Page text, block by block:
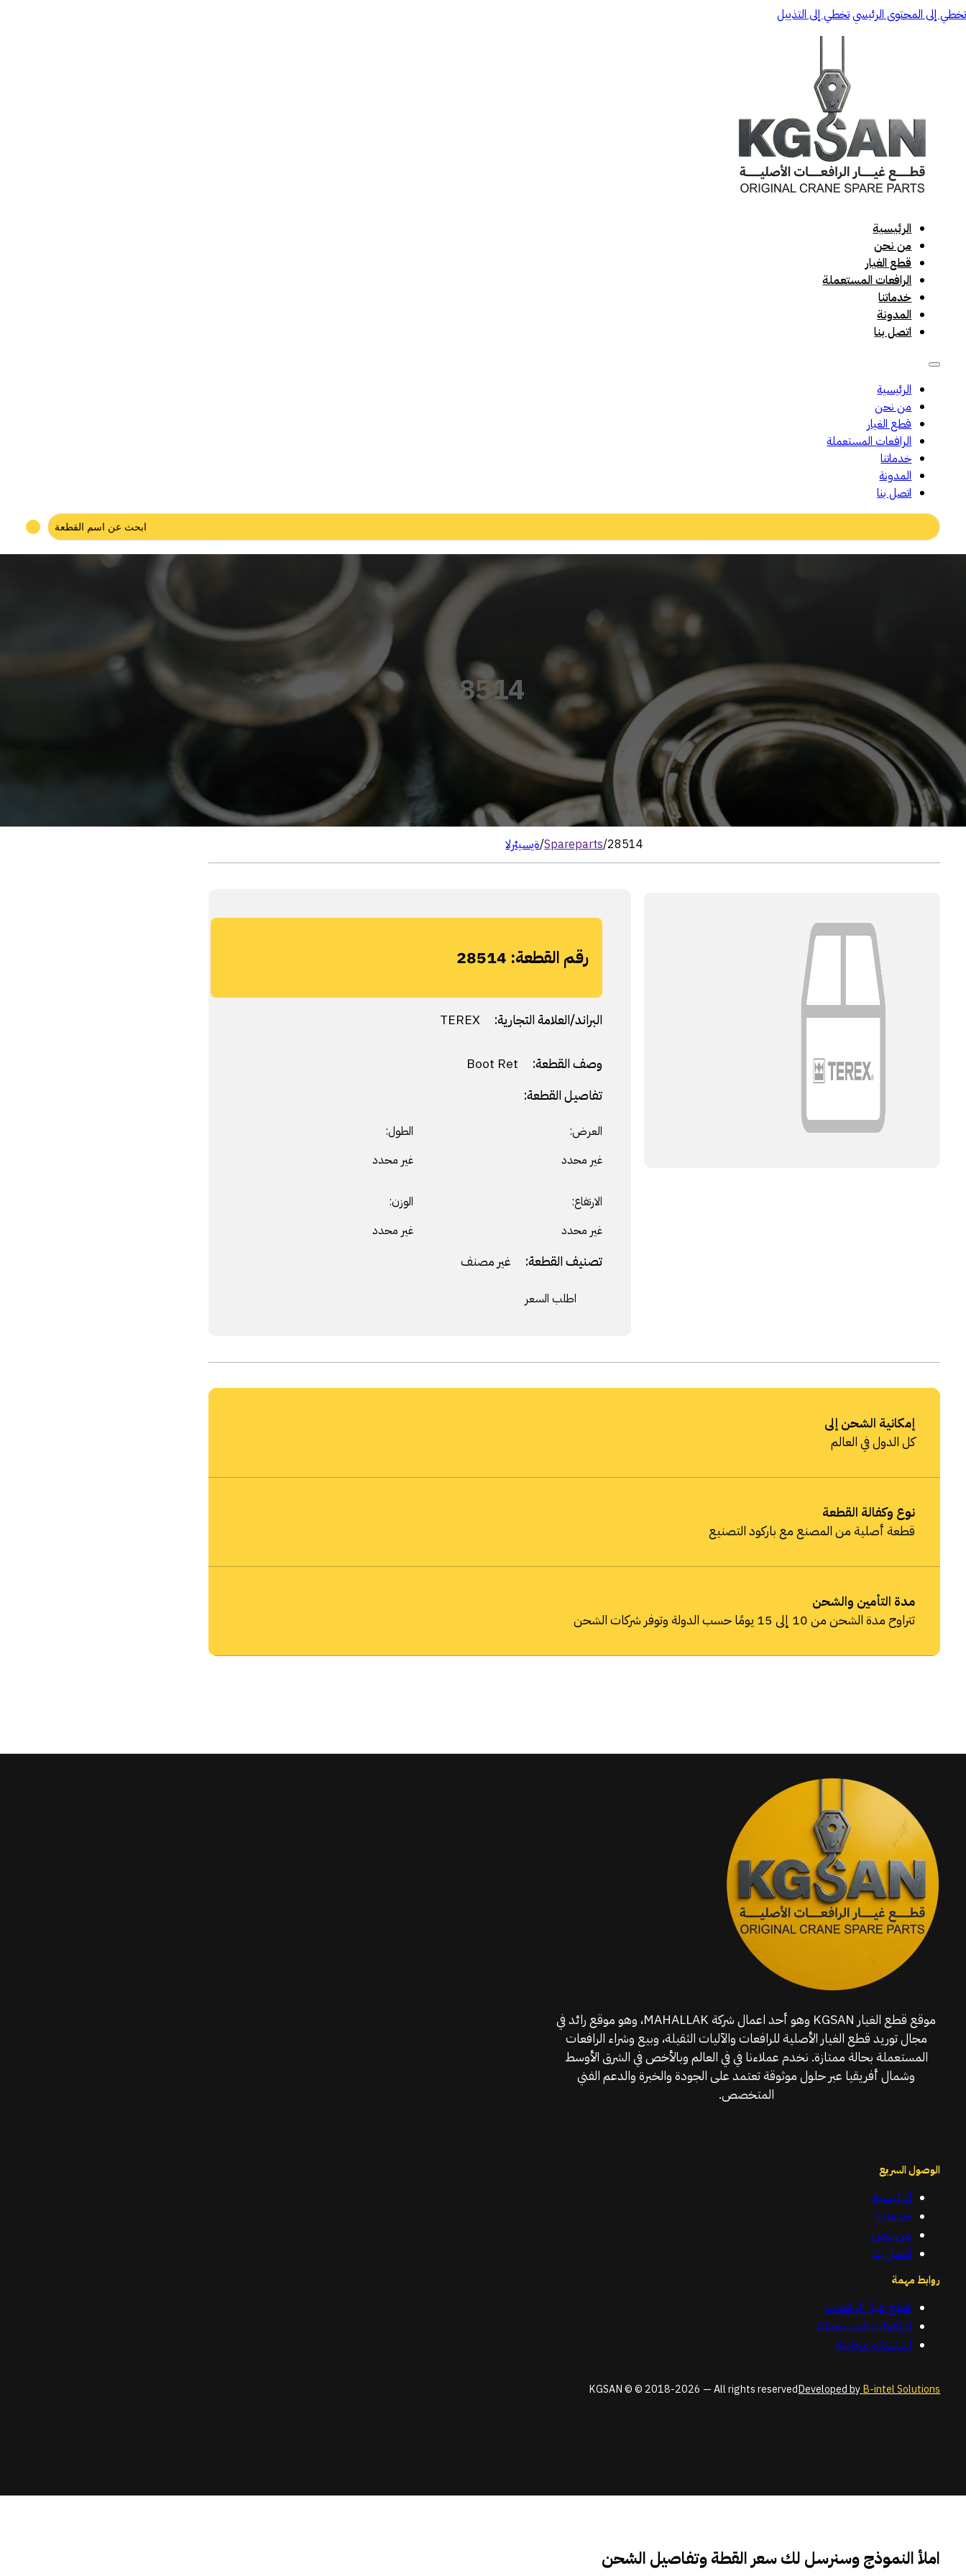
تخطي إلى المحتوى الرئيسيتخطي إلى التذييل
الرئيسية
من نحن
قطع الغيار
الرافعات المستعملة
خدماتنا
المدونة
اتصل بنا
الرئيسية
من نحن
قطع الغيار
الرافعات المستعملة
خدماتنا
المدونة
اتصل بنا
Search
...
28514
الرئيسية/Spareparts/28514
رقم القطعة: 28514
البراند/العلامة التجارية: TEREX
وصف القطعة:
تفاصيل القطعة:
العرض:
غير محدد
الطول:
غير محدد
الارتفاع:
غير محدد
الوزن:
غير محدد
تصنيف القطعة: غير مصنف
اطلب السعر
إمكانية الشحن إلى
كل الدول في العالم
نوع وكفالة القطعة
قطعة أصلية من المصنع مع باركود التصنيع
مدة التأمين والشحن
تتراوح مدة الشحن من 10 إلى 15 يومًا حسب الدولة وتوفر شركات الشحن
موقع قطع الغيار KGSAN وهو أحد اعمال شركة MAHALLAK، وهو موقع رائد في
مجال توريد قطع الغيار الأصلية للرافعات والآليات الثقيلة، وبيع وشراء الرافعات
المستعملة بحالة ممتازة. نخدم عملاءنا في في العالم وبالأخص في الشرق الأوسط
وشمال أفريقيا عبر حلول موثوقة تعتمد على الجودة والخبرة والدعم الفني
المتخصص.
الوصول السريع
الرئيسية
خدماتنا
من نحن
اتصل بنا
روابط مهمة
قطع غيار الرافعات
الرافعات المستعملة
استشارة مجانية
KGSAN © © 2018-2026 — All rights reservedDeveloped byB-intel Solutions
املأ النموذج وسنرسل لك سعر القطة وتفاصيل الشحن